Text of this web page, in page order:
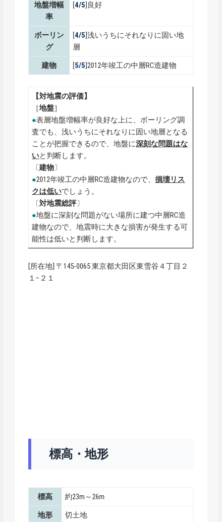
地盤増幅
率
[4/5]良好
ボーリン
グ
[4/5]浅いうちにそれなりに固い地
層
建物 [5/5]2012年竣工の中層RC造建物
【対地震の評価】
［地盤］
●表層地盤増幅率が良好な上に、ボーリング調
査でも、浅いうちにそれなりに固い地層となる
ことが把握できるので、地盤に深刻な問題はな
いと判断します。
〔建物〕
●2012年竣工の中層RC造建物なので、損壊リス
クは低いでしょう。
〔対地震総評〕
●地盤に深刻な問題がない場所に建つ中層RC造
建物なので、地震時に大きな損害が発生する可
能性は低いと判断します。
[所在地] 〒145-0065 東京都大田区東雪谷４丁目２
１−２１
標高・地形
標高 約23m～26m
地形 切土地